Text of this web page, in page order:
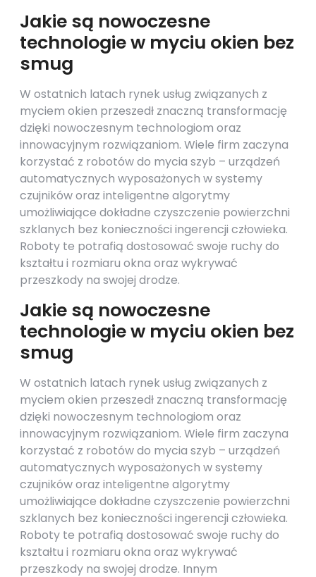
Jakie są nowoczesne
technologie w myciu okien bez
smug
W ostatnich latach rynek usług związanych z
myciem okien przeszedł znaczną transformację
dzięki nowoczesnym technologiom oraz
innowacyjnym rozwiązaniom. Wiele firm zaczyna
korzystać z robotów do mycia szyb – urządzeń
automatycznych wyposażonych w systemy
czujników oraz inteligentne algorytmy
umożliwiające dokładne czyszczenie powierzchni
szklanych bez konieczności ingerencji człowieka.
Roboty te potrafią dostosować swoje ruchy do
kształtu i rozmiaru okna oraz wykrywać
przeszkody na swojej drodze.
Jakie są nowoczesne
technologie w myciu okien bez
smug
W ostatnich latach rynek usług związanych z
myciem okien przeszedł znaczną transformację
dzięki nowoczesnym technologiom oraz
innowacyjnym rozwiązaniom. Wiele firm zaczyna
korzystać z robotów do mycia szyb – urządzeń
automatycznych wyposażonych w systemy
czujników oraz inteligentne algorytmy
umożliwiające dokładne czyszczenie powierzchni
szklanych bez konieczności ingerencji człowieka.
Roboty te potrafią dostosować swoje ruchy do
kształtu i rozmiaru okna oraz wykrywać
przeszkody na swojej drodze. Innym